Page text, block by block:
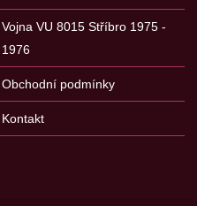
Vojna VU 8015 Stříbro 1975 -
1976
Obchodní podmínky
Kontakt